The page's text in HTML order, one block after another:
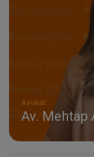
Avukat
Av. Mehtap